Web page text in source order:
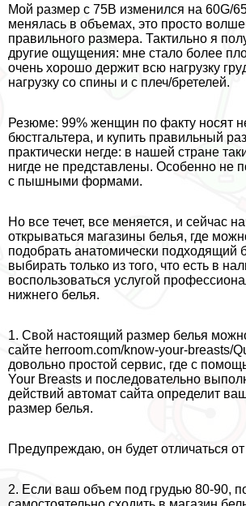
Мой размер с 75В изменился на 60G/
менялась в объемах, это просто
правильного размера. Тактильно я
другие ощущения: мне стало более
очень хорошо держит всю нагрузку
нагрузку со спины и с плеч/бретелей.
Резюме: 99% женщин по факту носят
бюcтгальтера, и купить правильный
пpaктически негде: в нашей стране
нигде не представлены. Особенно не
с пышными формами.
Но все течет, все меняется, и сейчас
открываться магазины белья, где
подобрать анатомически подходящий
выбирать только из того, что есть в
воспользоваться услугой
нижнего белья.
1. Свой настоящий размер белья
сайте herroom.com/know-your-breasts/
довольно простой сервис, где с
Your Breasts и последовательно
действий автомат сайта определит
размер белья.
Предупреждаю, он будет отличаться
2. Если ваш объем под гpyдью 80-90,